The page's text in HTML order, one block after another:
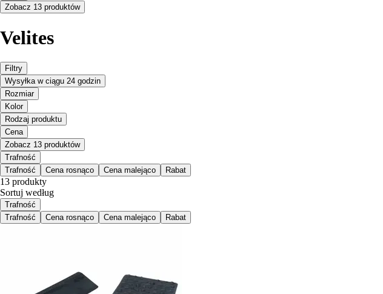
Zobacz 13 produktów
Velites
Filtry
Wysyłka w ciągu 24 godzin
Rozmiar
Kolor
Rodzaj produktu
Cena
Zobacz 13 produktów
Trafność
Trafność
Cena rosnąco Cena malejąco Rabat
13 produkty
Sortuj według
Trafność
Trafność
Cena rosnąco Cena malejąco Rabat